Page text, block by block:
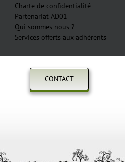
Charte de confidentialité
Partenariat AD01
Qui sommes nous ?
Services offerts aux adhérents
CONTACT